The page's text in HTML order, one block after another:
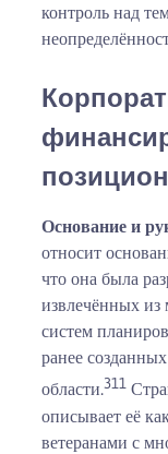
контроль над
Основание и
относит
что она была
извлечённых
систем
ранее
области.311
описывает её
ветеранами с